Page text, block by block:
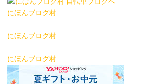
にほんブログ村
にほんブログ村
にほんブログ村